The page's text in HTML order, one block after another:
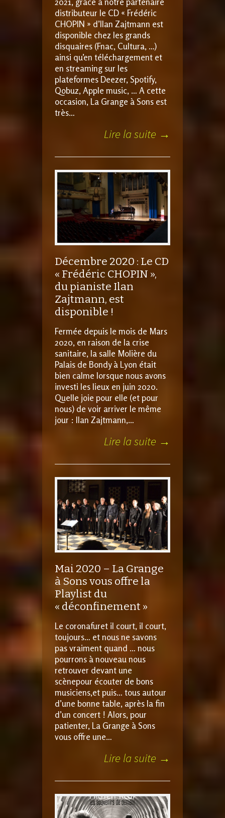
distributeur le CD « Frédéric
CHOPIN » d’Ilan Zajtmann est
disponible chez les grands
disquaires (Fnac, Cultura, …)
ainsi qu’en téléchargement et
en streaming sur les
plateformes Deezer, Spotify,
Qobuz, Apple music, … A cette
occasion, La Grange à Sons est
très…
Lire la suite →
Décembre 2020 : Le CD
« Frédéric CHOPIN »,
du pianiste Ilan
Zajtmann, est
disponible !
Fermée depuis le mois de Mars
2020, en raison de la crise
sanitaire, la salle Molière du
Palais de Bondy à Lyon était
bien calme lorsque nous avons
investi les lieux en juin 2020.
Quelle joie pour elle (et pour
nous) de voir arriver le même
jour : Ilan Zajtmann,…
Lire la suite →
Mai 2020 – La Grange
à Sons vous offre la
Playlist du
« déconfinement »
Le coronafuret il court, il court,
toujours… et nous ne savons
pas vraiment quand … nous
pourrons à nouveau nous
retrouver devant une
scènepour écouter de bons
musiciens,et puis… tous autour
d’une bonne table, après la fin
d’un concert ! Alors, pour
patienter, La Grange à Sons
vous offre une…
Lire la suite →